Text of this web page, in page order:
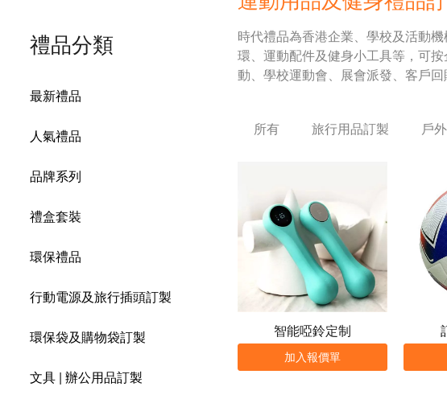
禮品分類
最新禮品
人氣禮品
品牌系列
禮盒套裝
環保禮品
行動電源及旅行插頭訂製
環保袋及購物袋訂製
文具 | 辦公用品訂製
時代禮品為香港企業、學校及活動
環、運動配件及健身小工具等，可
動、學校運動會、展會派發、客戶回
所有 旅行用品訂製 戶
智能啞鈴定制
加入報價單